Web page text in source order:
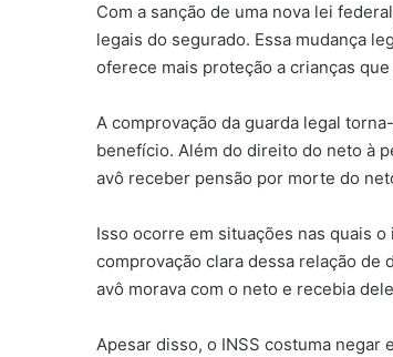
Com a sanção de uma nova lei
legais do segurado. Essa mudança
oferece mais proteção a crianças
A comprovação da guarda legal
benefício. Além do direito do neto à
avô receber pensão por morte do
Isso ocorre em situações nas quais
comprovação clara dessa relação de
avô morava com o neto e recebia
Apesar disso, o INSS costuma